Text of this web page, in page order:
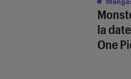
la
One